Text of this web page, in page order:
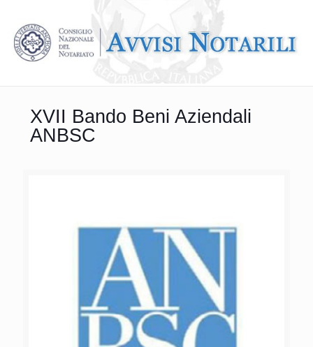
XVII Bando Beni Aziendali
ANBSC